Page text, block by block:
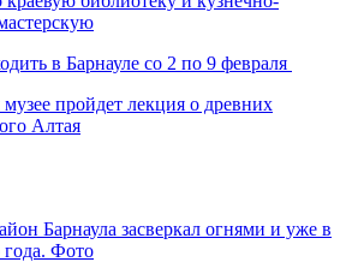
в Барнауле со 2 по 9 февраля
пройдет лекция о древних
Алтая
Барнаула засверкал огнями и уже в
Фото